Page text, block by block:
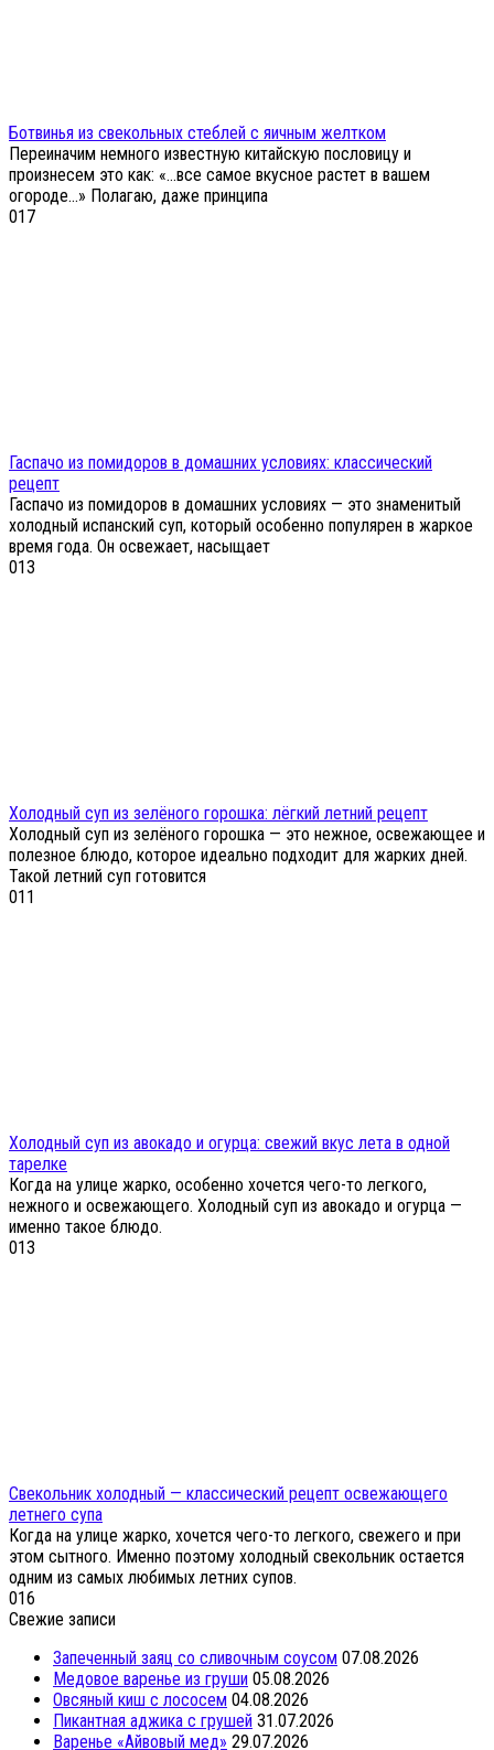
Ботвинья из свекольных стеблей с яичным желтком
Переиначим немного известную китайскую пословицу и
произнесем это как: «…все самое вкусное растет в вашем
огороде...» Полагаю, даже принципа
017
Гаспачо из помидоров в домашних условиях: классический
рецепт
Гаспачо из помидоров в домашних условиях — это знаменитый
холодный испанский суп, который особенно популярен в жаркое
время года. Он освежает, насыщает
013
Холодный суп из зелёного горошка: лёгкий летний рецепт
Холодный суп из зелёного горошка — это нежное, освежающее и
полезное блюдо, которое идеально подходит для жарких дней.
Такой летний суп готовится
011
Холодный суп из авокадо и огурца: свежий вкус лета в одной
тарелке
Когда на улице жарко, особенно хочется чего-то легкого,
нежного и освежающего. Холодный суп из авокадо и огурца —
именно такое блюдо.
013
Свекольник холодный — классический рецепт освежающего
летнего супа
Когда на улице жарко, хочется чего-то легкого, свежего и при
этом сытного. Именно поэтому холодный свекольник остается
одним из самых любимых летних супов.
016
Свежие записи
Запеченный заяц со сливочным соусом 07.08.2026
Медовое варенье из груши 05.08.2026
Овсяный киш с лососем 04.08.2026
Пикантная аджика с грушей 31.07.2026
Варенье «Айвовый мед» 29.07.2026